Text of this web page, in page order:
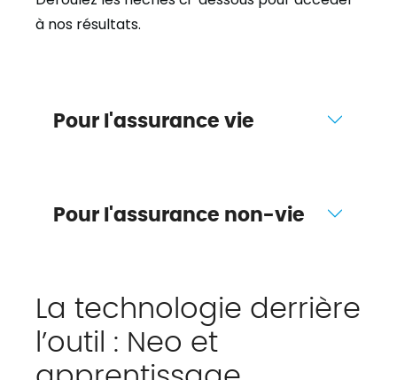
à nos résultats.
Pour l'assurance vie
Pour l'assurance non-vie
La technologie derrière
l’outil : Neo et
apprentissage